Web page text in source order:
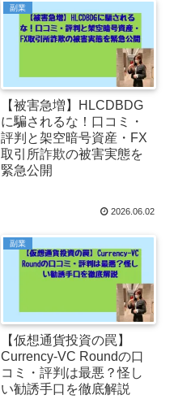
副業
【被害急増】HLCDBDG
に騙されるな！口コミ・
評判と架空暗号資産・FX
取引所詐欺の被害実態を
緊急公開
2026.06.02
副業
【仮想通貨投資の罠】
Currency-VC Roundの口
コミ・評判は最悪？怪し
い勧誘手口を徹底解説